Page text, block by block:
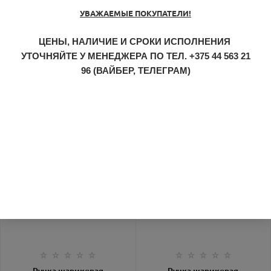
Ручка шариковая
Polished" X20 антрацит
(Senator) артикул 3217-
445/103925
1.16руб.
Ручка шариковая
Polished" X20
вишневый (Senator)
артикул 3217-
202/103945
1.16руб.
УВАЖАЕМЫЕ ПОКУПАТЕЛИ!
ЦЕНЫ, НАЛИЧИЕ И СРОКИ ИСПОЛНЕНИЯ
УТОЧНЯЙТЕ У МЕНЕДЖЕРА ПО ТЕЛ. +375 44 563 21
96(ВАЙБЕР, ТЕЛЕГРАМ)